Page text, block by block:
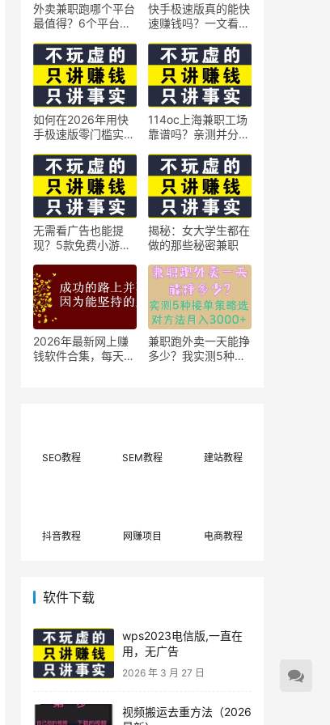
外卖兼职跑哪个平台
最值得？6个平台实
快手极速版真的能快
速赚钱吗？一文看懂
如何在2026年用快
手极速版零门槛实现
技巧
114oc上海兼职工场
靠谱吗？亲测并分享
无需看广告也能提
现？5款免费小游戏
揭秘：女大学生都在
做的那些秘密兼职
2026年最新网上赚
钱软件合集，每天免
兼职跑外卖一天能挣
多少？我实测5种接
SEO教程 SEM教程 建站教程
抖音教程 网赚项目 电商教程
软件下载
wps2023电信版,一直在
用，无广告
2026 年 3 月 27 日
视频搬运去重方法（2026